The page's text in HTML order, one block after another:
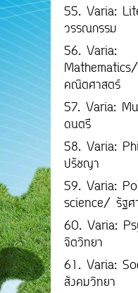
55. Varia:
วรรณกรรม
56. Varia:
Mathematics/
คณิตศาสตร์
57. Varia:
ดนตรี
58. Varia:
ปรัชญา
59. Varia:
science/ รัฐศ
60. Varia:
จิตวิทยา
61. Varia:
สังคมวิทยา